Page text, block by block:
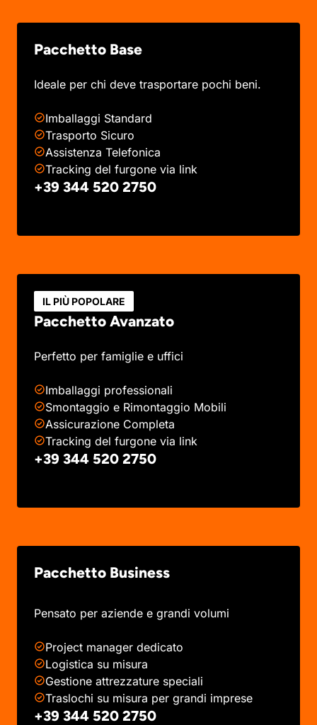
Pacchetto Base
Ideale per chi deve trasportare pochi beni.
Imballaggi Standard
Trasporto Sicuro
Assistenza Telefonica
Tracking del furgone via link
+39 344 520 2750
IL PIÙ POPOLARE
Pacchetto Avanzato
Perfetto per famiglie e uffici
Imballaggi professionali
Smontaggio e Rimontaggio Mobili
Assicurazione Completa
Tracking del furgone via link
+39 344 520 2750
Pacchetto Business
Pensato per aziende e grandi volumi
Project manager dedicato
Logistica su misura
Gestione attrezzature speciali
Traslochi su misura per grandi imprese
+39 344 520 2750